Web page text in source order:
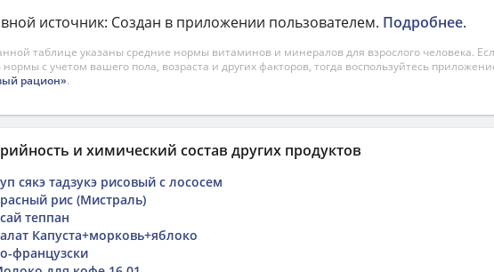
источник: Создан в приложении пользователем. Подробнее.
таблице указаны средние нормы витаминов и минералов для взрослого человека.
нормы с учетом вашего пола, возраста и других факторов, тогда воспользуйтесь
рацион».
и химический состав других продуктов
сякэ тадзукэ рисовый с лососем
рис (Мистраль)
теппан
Капуста+морковь+яблоко
французски